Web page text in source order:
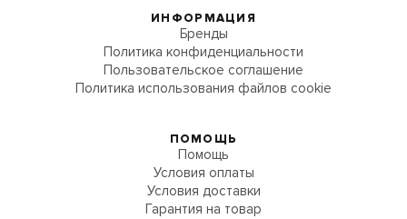
ИНФОРМАЦИЯ
Бренды
Политика конфиденциальности
Пользовательское соглашение
Политика использования файлов cookie
ПОМОЩЬ
Помощь
Условия оплаты
Условия доставки
Гарантия на товар